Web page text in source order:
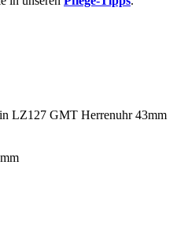
LZ127 GMT Herrenuhr 43mm